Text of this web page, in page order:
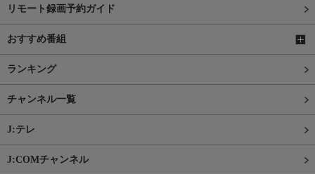
リモート録画予約ガイド
おすすめ番組
ランキング
チャンネル一覧
J:テレ
J:COMチャンネル